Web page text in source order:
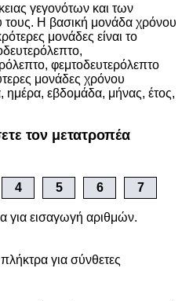
γεγονότων και των
τους. Η βασική μονάδα χρόνου
μονάδες είναι το
φεμτοδευτερόλεπτο
μονάδες χρόνου
εβδομάδα, μήνας, έτος,
τον μετατροπέα
4 5 6 7
για εισαγωγή αριθμών.
πλήκτρα για σύνθετες